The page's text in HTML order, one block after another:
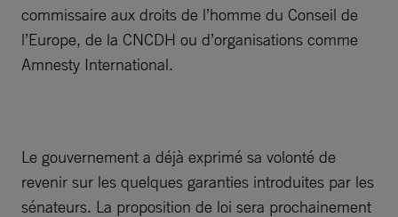
commissaire aux droits de l’homme du Conseil de
l’Europe, de la CNCDH ou d’organisations comme
Amnesty International.
Le gouvernement a déjà exprimé sa volonté de
revenir sur les quelques garanties introduites par les
sénateurs. La proposition de loi sera prochainement